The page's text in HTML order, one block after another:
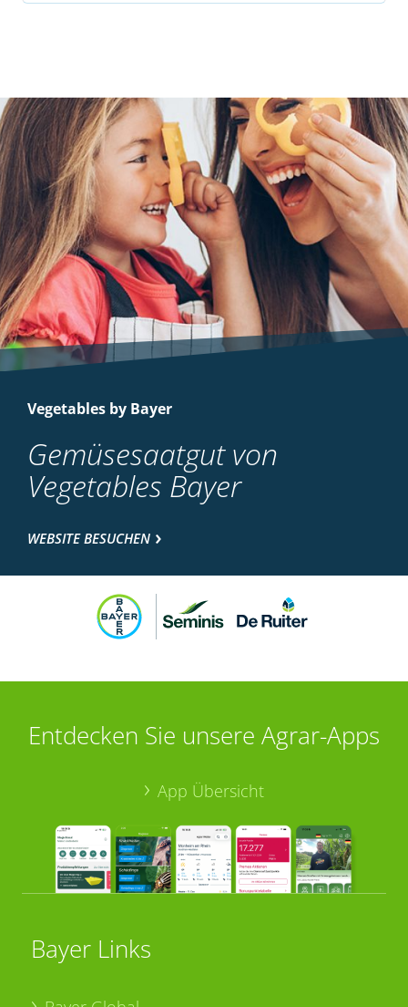
Vegetables by Bayer
Gemüsesaatgut von
Vegetables Bayer
WEBSITE BESUCHEN
Entdecken Sie unsere Agrar-Apps
App Übersicht
Bayer Links